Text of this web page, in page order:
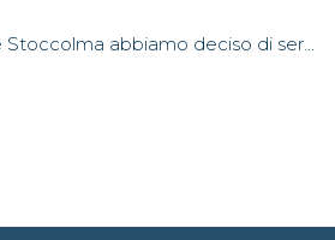
Stoccolma abbiamo deciso di ser...